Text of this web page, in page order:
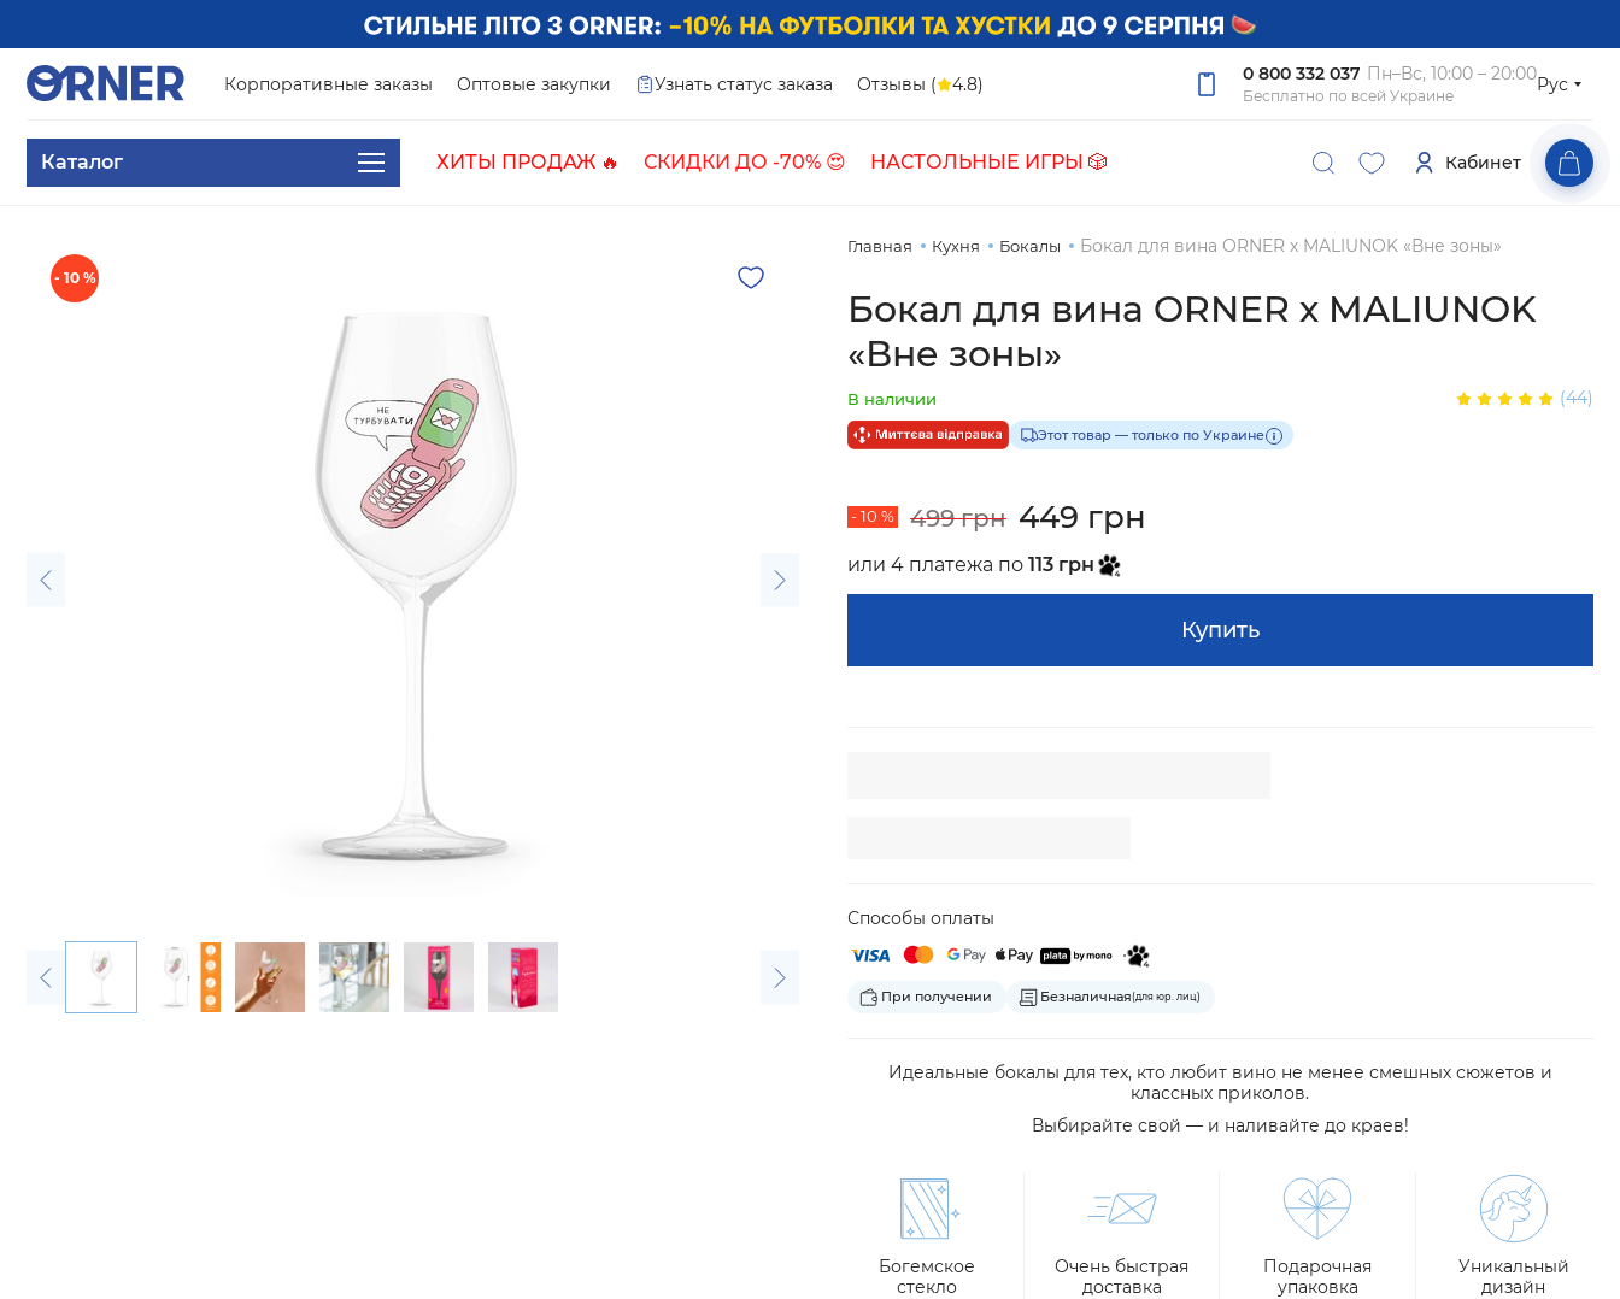
Корпоративные заказы Оптовые закупки Узнать статус заказа Отзывы ( 4.8) 0 800 332 037 Пн–Вс, 10:00 – 20:00
Бесплатно по всей Украине
Рус
Каталог ХИТЫ ПРОДАЖ 🔥 СКИДКИ ДО -70% 😍 НАСТОЛЬНЫЕ ИГРЫ 🎲 Кабинет
- 10 %
Главная Кухня Бокалы Бокал для вина ORNER х MALIUNOK «Вне зоны»
Бокал для вина ORNER х MALIUNOK
«Вне зоны»
В наличии (44)
Этот товар — только по Украине
- 10 % 499 грн 449 грн
или 4 платежа по 113 грн
Купить
Способы оплаты
При получении Безналичная(для юр. лиц)
Идеальные бокалы для тех, кто любит вино не менее смешных сюжетов и
классных приколов.
Выбирайте свой — и наливайте до краев!
Богемское
стекло
Очень быстрая
доставка
Подарочная
упаковка
Уникальный
дизайн